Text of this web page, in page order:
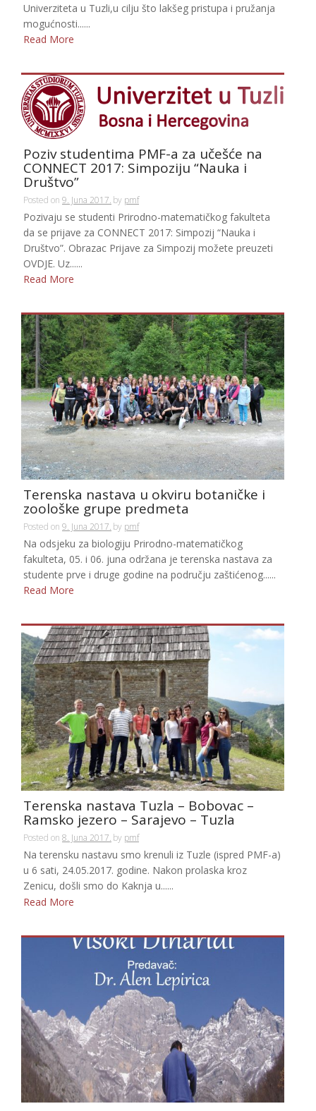
Univerziteta u Tuzli,u cilju što lakšeg pristupa i pružanja
mogućnosti......
Read More
Poziv studentima PMF-a za učešće na
CONNECT 2017: Simpoziju “Nauka i
Društvo”
Posted on 9. Juna 2017. by pmf
Pozivaju se studenti Prirodno-matematičkog fakulteta
da se prijave za CONNECT 2017: Simpozij “Nauka i
Društvo”. Obrazac Prijave za Simpozij možete preuzeti
OVDJE. Uz......
Read More
Terenska nastava u okviru botaničke i
zoološke grupe predmeta
Posted on 9. Juna 2017. by pmf
Na odsjeku za biologiju Prirodno-matematičkog
fakulteta, 05. i 06. juna održana je terenska nastava za
studente prve i druge godine na području zaštićenog......
Read More
Terenska nastava Tuzla – Bobovac –
Ramsko jezero – Sarajevo – Tuzla
Posted on 8. Juna 2017. by pmf
Na terensku nastavu smo krenuli iz Tuzle (ispred PMF-a)
u 6 sati, 24.05.2017. godine. Nakon prolaska kroz
Zenicu, došli smo do Kaknja u......
Read More